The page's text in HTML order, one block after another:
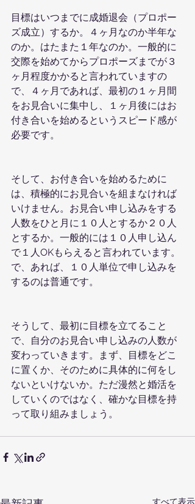
目標はいつまでに成婚退会（プロポー
ズ成立）するか。４ヶ月なのか半年な
のか。はたまた１年なのか。一般的に
交際を始めてからプロポーズまでが３
ヶ月程度かかると言われていますの
で、４ヶ月であれば、最初の１ヶ月間
をお見合いに集中し、１ヶ月後にはお
付き合いを始めるというスピード感が
必要です。
そして、お付き合いを始めるために
は、積極的にお見合いを組まなければ
いけません。お見合い申し込みをする
人数をひと月に１０人とするか２０人
とするか。一般的には１０人申し込ん
で１人OKもらえると言われています。
で、あれば、１０人単位で申し込みを
するのは普通です。
そうして、最初に目標を立てること
で、自分のお見合い申し込みの人数が
変わっていきます。まず、目標をどこ
に置くか、そのために具体的に何をし
ないといけないか。ただ漫然と婚活を
していくのではなく、確かな目標を持
って取り組みましょう。
すべて表示